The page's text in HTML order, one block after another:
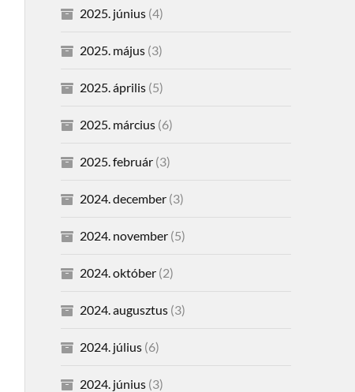
2025. június(4)
2025. május(3)
2025. április(5)
2025. március(6)
2025. február(3)
2024. december(3)
2024. november(5)
2024. október(2)
2024. augusztus(3)
2024. július(6)
2024. június(3)